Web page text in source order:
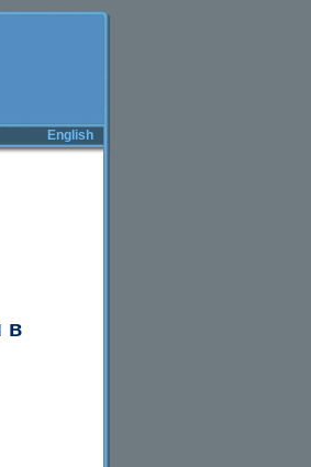
English
в